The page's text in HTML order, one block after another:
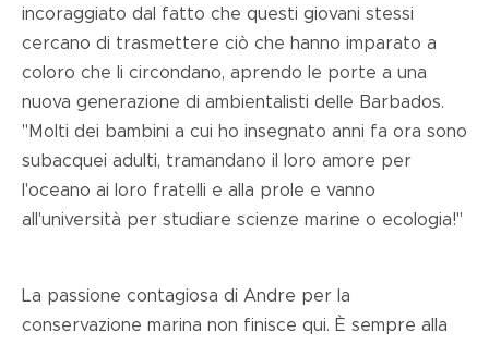
incoraggiato dal fatto che questi giovani stessi
cercano di trasmettere ciò che hanno imparato a
coloro che li circondano, aprendo le porte a una
nuova generazione di ambientalisti delle Barbados.
"Molti dei bambini a cui ho insegnato anni fa ora sono
subacquei adulti, tramandano il loro amore per
l'oceano ai loro fratelli e alla prole e vanno
all'università per studiare scienze marine o ecologia!"
La passione contagiosa di Andre per la
conservazione marina non finisce qui. È sempre alla